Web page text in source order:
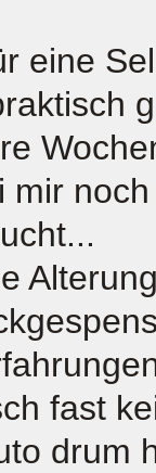
eine
mir
fast
drum